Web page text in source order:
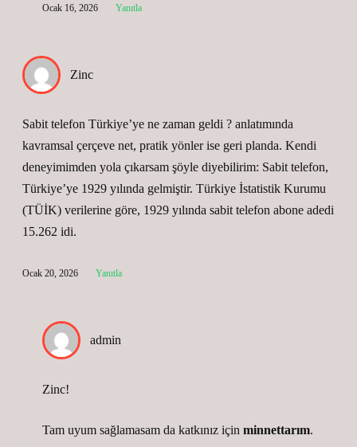
Ocak 16, 2026 Yanıtla
Zinc
Sabit telefon Türkiye’ye ne zaman geldi ? anlatımında
kavramsal çerçeve net, pratik yönler ise geri planda. Kendi
deneyimimden yola çıkarsam şöyle diyebilirim: Sabit telefon,
Türkiye’ye 1929 yılında gelmiştir. Türkiye İstatistik Kurumu
(TÜİK) verilerine göre, 1929 yılında sabit telefon abone adedi
15.262 idi.
Ocak 20, 2026 Yanıtla
admin
Zinc!
Tam uyum sağlamasam da katkınız için minnettarım.